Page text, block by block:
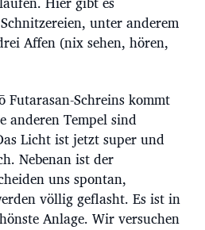
unter anderem
Affen (nix sehen, hören,
Futarasan-Schreins kommt
anderen Tempel sind
Licht ist jetzt super und
Nebenan ist der
uns spontan,
völlig geflasht. Es ist in
Anlage. Wir versuchen